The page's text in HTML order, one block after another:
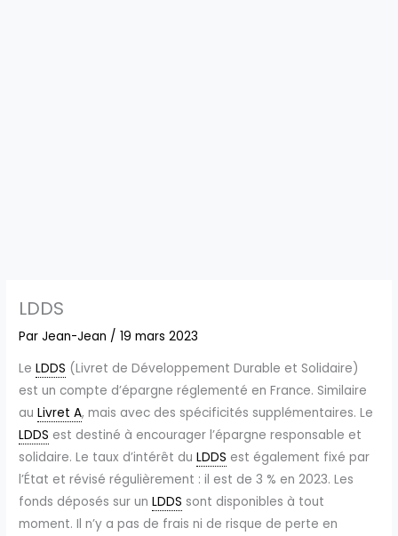
LDDS
ParJean-Jean /19 mars 2023
LeLDDS (Livret de Développement Durable et Solidaire)
est un compte d’épargne réglementé en France. Similaire
auLivret A, mais avec des spécificités supplémentaires. Le
LDDS est destiné à encourager l’épargne responsable et
solidaire. Le taux d’intérêt duLDDS est également fixé par
l’État et révisé régulièrement : il est de 3 % en 2023. Les
fonds déposés sur unLDDS sont disponibles à tout
moment. Il n’y a pas de frais ni de risque de perte en